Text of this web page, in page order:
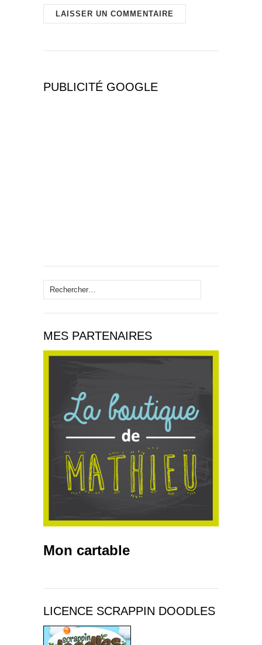
PUBLICITÉ GOOGLE
Rechercher :
MES PARTENAIRES
Mon cartable
LICENCE SCRAPPIN DOODLES